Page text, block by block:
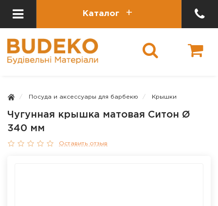
Каталог
Посуда и аксессуары для барбекю Крышки
Чугунная крышка матовая Ситон Ø
340 мм
Оставить отзыв